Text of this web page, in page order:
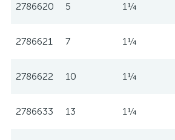
2786620 5 1¼
2786621 7 1¼
2786622 10 1¼
2786633 13 1¼